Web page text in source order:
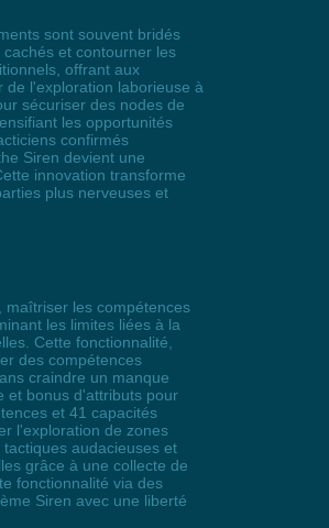
sont souvent bridés
et contourner les
offrant aux
l'exploration laborieuse à
sécuriser des nodes de
les opportunités
confirmés
Siren devient une
innovation transforme
plus nerveuses et
maîtriser les compétences
les limites liées à la
Cette fonctionnalité,
des compétences
craindre un manque
et bonus d'attributs pour
et 41 capacités
l'exploration de zones
audacieuses et
grâce à une collecte de
fonctionnalité via des
Siren avec une liberté